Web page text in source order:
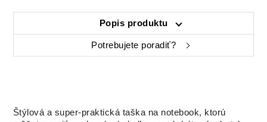
Popis produktu
Potrebujete poradiť?
Štýlová a super-praktická taška na notebook, ktorú